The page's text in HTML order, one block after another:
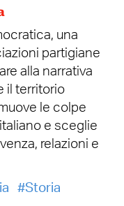
una
partigiane
alla narrativa
il territorio
le colpe
e sceglie
relazioni e
Storia